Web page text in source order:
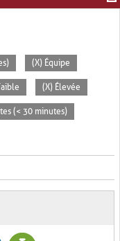
(X) Équipe
(X) Élevée
(< 30 minutes)